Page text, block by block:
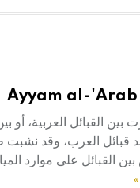
Ayyam al-
القبائل العربية، أو
قبائل العرب، وقد نشبت
القبائل على موارد